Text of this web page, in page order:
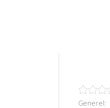
Generel: